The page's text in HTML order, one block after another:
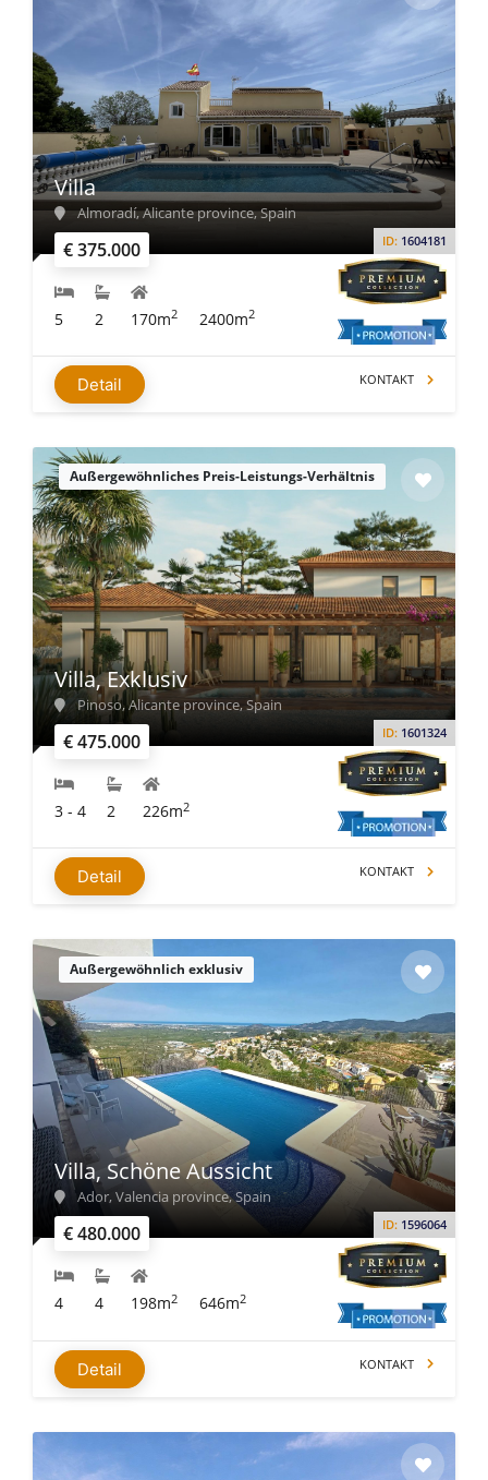
€ 375.000 ID: 1604181
Villa
Almoradí, Alicante province, Spain
5 2 170m2 2400m2
Detail KONTAKT
Außergewöhnliches Preis-Leistungs-Verhältnis
€ 475.000 ID: 1601324
Villa, Exklusiv
Pinoso, Alicante province, Spain
3 - 4 2 226m2
Detail KONTAKT
Außergewöhnlich exklusiv
€ 480.000 ID: 1596064
Villa, Schöne Aussicht
Ador, Valencia province, Spain
4 4 198m2 646m2
Detail KONTAKT